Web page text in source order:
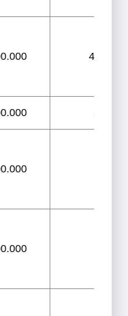
4-5
3
2
2